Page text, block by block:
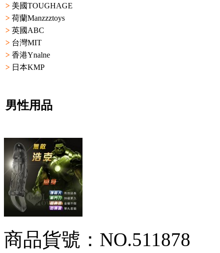
> 美國TOUGHAGE
> 荷蘭Manzzztoys
> 英國ABC
> 台灣MIT
> 香港Ynalne
> 日本KMP
男性用品
商品貨號：NO.511878